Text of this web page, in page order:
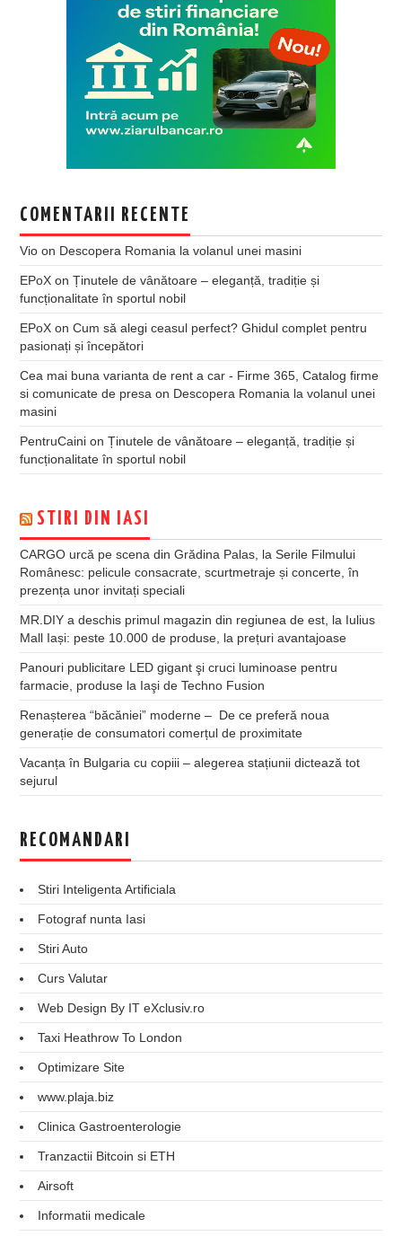
COMENTARII RECENTE
Vio on Descopera Romania la volanul unei masini
EPoX onȚinutele de vânătoare – eleganță, tradiție și
funcționalitate în sportul nobil
EPoX onCum să alegi ceasul perfect? Ghidul complet pentru
pasionați și începători
Cea mai buna varianta de rent a car - Firme 365, Catalog firme
si comunicate de presa on Descopera Romania la volanul unei
masini
PentruCaini onȚinutele de vânătoare – eleganță, tradiție și
funcționalitate în sportul nobil
STIRI DIN IASI
CARGO urcă pe scena din Grădina Palas, la Serile Filmului
Românesc: pelicule consacrate, scurtmetraje și concerte, în
prezența unor invitați speciali
MR.DIY a deschis primul magazin din regiunea de est, la Iulius
Mall Iași: peste 10.000 de produse, la prețuri avantajoase
Panouri publicitare LED gigant şi cruci luminoase pentru
farmacie, produse la Iaşi de Techno Fusion
Renașterea “băcăniei” moderne – De ce preferă noua
generație de consumatori comerțul de proximitate
Vacanța în Bulgaria cu copiii – alegerea stațiunii dictează tot
sejurul
RECOMANDARI
Stiri Inteligenta Artificiala
Fotograf nunta Iasi
Stiri Auto
Curs Valutar
Web Design By IT eXclusiv.ro
Taxi Heathrow To London
Optimizare Site
www.plaja.biz
Clinica Gastroenterologie
Tranzactii Bitcoin si ETH
Airsoft
Informatii medicale